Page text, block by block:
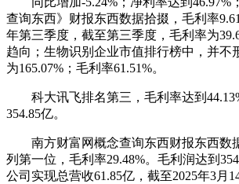
查询东西》财报东西数据拾掇，毛利率
年第三季度，截至第三季度，毛利率为
趋向；生物识别企业市值排行榜中，并不
为165.07%；毛利率61.51%。
科大讯飞排名第三，毛利率达到
354.85亿。
南方财富网概念查询东西财报东西数
列第一位，毛利率29.48%。毛利润达到
公司实现总营收61.85亿，截至2025年3月14